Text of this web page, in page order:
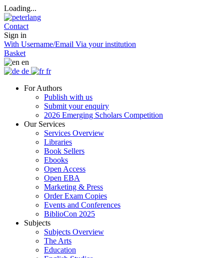
Loading...
Contact
Sign in
With Username/Email Via your institution
Basket
en
de
fr
For Authors
Publish with us
Submit your enquiry
2026 Emerging Scholars Competition
Our Services
Services Overview
Libraries
Book Sellers
Ebooks
Open Access
Open EBA
Marketing & Press
Order Exam Copies
Events and Conferences
BiblioCon 2025
Subjects
Subjects Overview
The Arts
Education